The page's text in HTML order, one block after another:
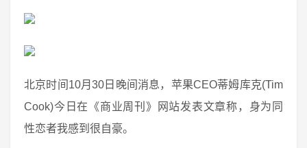
北京时间10月30日晚间消息，苹果CEO蒂姆库克(Tim
Cook)今日在《商业周刊》网站发表文章称，身为同
性恋者我感到很自豪。